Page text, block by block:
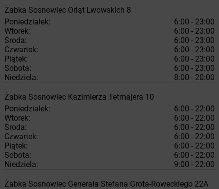
Żabka Sosnowiec Orląt Lwowskich 8
Poniedziałek:
6:00 - 23:00
Wtorek:
6:00 - 23:00
Środa:
6:00 - 23:00
Czwartek:
6:00 - 23:00
Piątek:
6:00 - 23:00
Sobota:
6:00 - 23:00
Niedziela:
8:00 - 20:00
Żabka Sosnowiec Kazimierza Tetmajera 10
Poniedziałek:
6:00 - 22:00
Wtorek:
6:00 - 22:00
Środa:
6:00 - 22:00
Czwartek:
6:00 - 22:00
Piątek:
6:00 - 22:00
Sobota:
6:00 - 22:00
Niedziela:
9:00 - 22:00
Żabka Sosnowiec Generała Stefana Grota-Roweckiego 22A